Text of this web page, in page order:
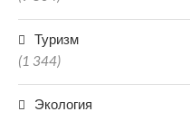
Туризм
(1 344)
Экология